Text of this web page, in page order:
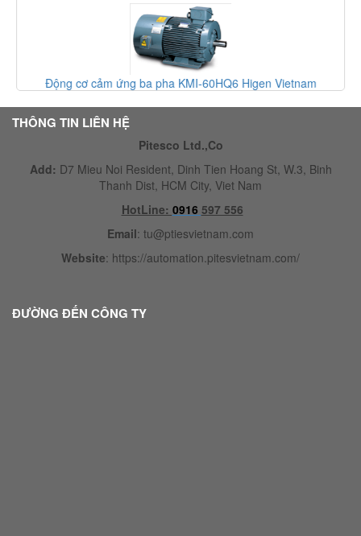
Động cơ cảm ứng ba pha KMI-60HQ6 Higen Vietnam
THÔNG TIN LIÊN HỆ
Pitesco Ltd.,Co
Add: D7 Mieu Noi Resident, Dinh Tien Hoang St, W.3, Binh
Thanh Dist, HCM City, Viet Nam
HotLine: 0916 597 556
Email: tu@ptiesvietnam.com
Website: https://automation.pitesvietnam.com/
ĐƯỜNG ĐẾN CÔNG TY